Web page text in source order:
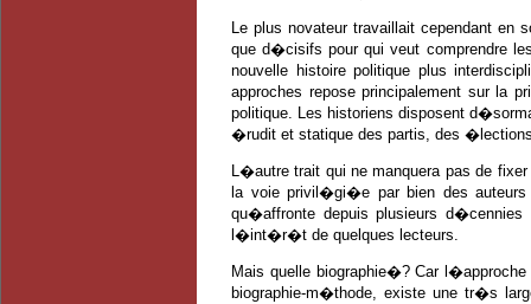
Le plus novateur travaillait cependant
que d�cisifs pour qui veut comprendre
nouvelle histoire politique plus
approches repose principalement sur la
politique. Les historiens disposent
�rudit et statique des partis, des
L�autre trait qui ne manquera pas de
la voie privil�gi�e par bien des
qu�affronte depuis plusieurs
l�int�r�t de quelques lecteurs.
Mais quelle biographie�? Car
biographie-m�thode, existe une tr�s